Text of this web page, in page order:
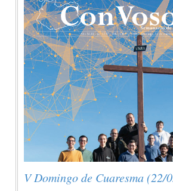
V Domingo de Cuaresma (22/